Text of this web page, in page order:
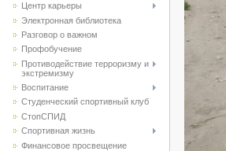
Центр карьеры
Электронная библиотека
Разговор о важном
Профобучение
Противодействие терроризму и
экстремизму
Воспитание
Студенческий спортивный клуб
CтопСПИД
Спортивная жизнь
Финансовое просвещение